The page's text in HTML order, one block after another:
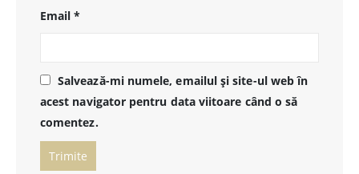
Email*
Salvează-mi numele, emailul și site-ul web în
acest navigator pentru data viitoare când o să
comentez.